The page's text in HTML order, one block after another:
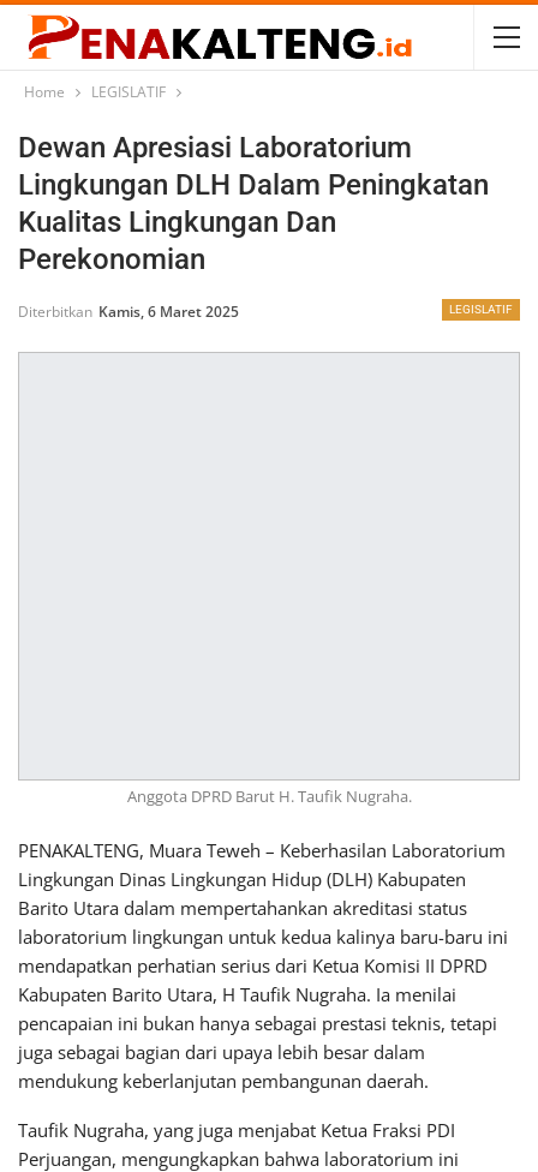
Home LEGISLATIF
Dewan Apresiasi Laboratorium
Lingkungan DLH Dalam Peningkatan
Kualitas Lingkungan Dan
Perekonomian
LEGISLATIF
Diterbitkan Kamis, 6 Maret 2025
Anggota DPRD Barut H. Taufik Nugraha.
PENAKALTENG, Muara Teweh – Keberhasilan Laboratorium
Lingkungan Dinas Lingkungan Hidup (DLH) Kabupaten
Barito Utara dalam mempertahankan akreditasi status
laboratorium lingkungan untuk kedua kalinya baru-baru ini
mendapatkan perhatian serius dari Ketua Komisi II DPRD
Kabupaten Barito Utara, H Taufik Nugraha. Ia menilai
pencapaian ini bukan hanya sebagai prestasi teknis, tetapi
juga sebagai bagian dari upaya lebih besar dalam
mendukung keberlanjutan pembangunan daerah.
Taufik Nugraha, yang juga menjabat Ketua Fraksi PDI
Perjuangan, mengungkapkan bahwa laboratorium ini